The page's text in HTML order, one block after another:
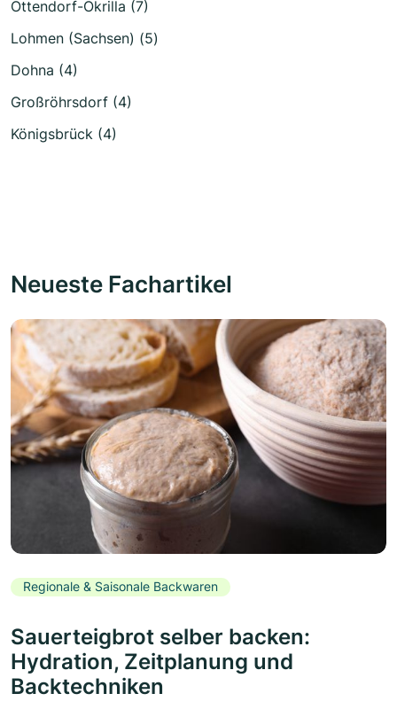
Ottendorf-Okrilla (7)
Lohmen (Sachsen) (5)
Dohna (4)
Großröhrsdorf (4)
Königsbrück (4)
Neueste Fachartikel
Regionale & Saisonale Backwaren
Sauerteigbrot selber backen:
Hydration, Zeitplanung und
Backtechniken